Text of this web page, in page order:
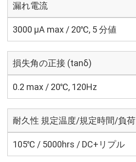
漏れ電流
3000 μA max / 20℃, 5 分値
損失角の正接 (tanδ)
0.2 max / 20℃, 120Hz
耐久性 規定温度/規定時間/負荷
105℃ / 5000hrs / DC+リプル